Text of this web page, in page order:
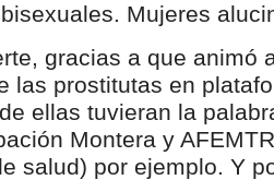
Mujeres
gracias a que animó
las prostitutas en
ellas tuvieran la
Montera y
salud) por ejemplo. Y